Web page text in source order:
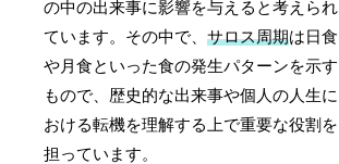
の中の出来事に影響を与えると考えられ
ています。その中で、サロス周期は日食
や月食といった食の発生パターンを示す
もので、歴史的な出来事や個人の人生に
おける転機を理解する上で重要な役割を
担っています。